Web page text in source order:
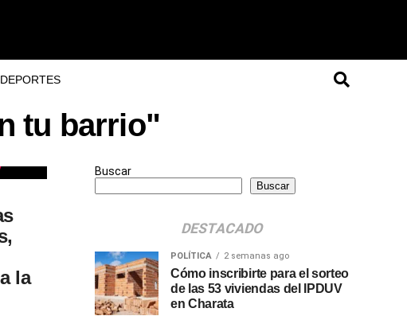
DEPORTES
tu barrio"
la
Buscar
Buscar
DESTACADO
POLÍTICA 2 semanas ago
Cómo inscribirte para el sorteo
de las 53 viviendas del IPDUV
en Charata